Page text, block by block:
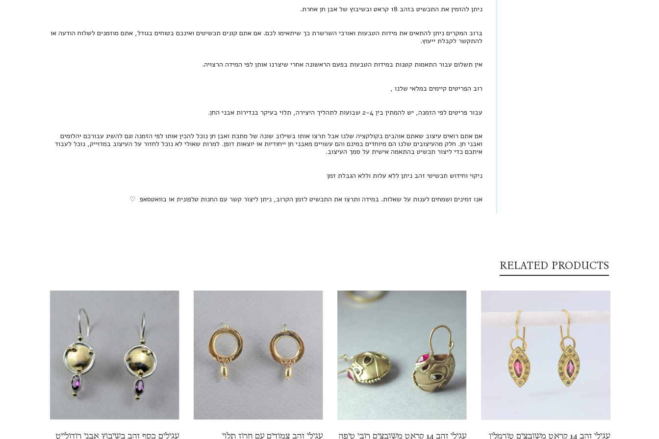
ניתן להזמין את התכשיט בזהב 18 קראט ובשיבוץ של אבן חן אחרת.
ברוב המקרים ניתן להתאים את מידות הטבעות ואורכי השרשרת כך שיתאימו לכם. אם אתם קונים תכשיטים ואינכם בטוחים בגודל, אתם מוזמנים לשלוח הודעה או
להתקשר לקבלת ייעוץ.
אין תשלום עבור התאמות קטנות במידות הטבעות בפעם הראשונה אחרי שיצרנו אותן לפי המידה הרצויה.
רוב הפריטים קיימים במלאי שלנו ,
עבור פריטים לפי הזמנה, יש להמתין בין 2-4 שבועות לתהליך היצירה, תלוי בעיקר בנדירות אבני החן.
אם אתם רואים עיצוב שאתם אוהבים בקולקציה שלנו אבל תרצו אותו בשילוב שונה של מתכת ואבן חן נוכל להכין אותו לפי הזמנה וגם להשיג עבורכם יהלומים
ואבני חן. חלק מהעיצובים שלנו הם מיוחדים במינם והם עשויים מאבני חן ייחודיות או יוצאות דופן. למרות שאולי לא נוכל לחזור על העיצוב במדוייק, נוכל לעבוד
איתכם כדי ליצור תכשיט בהתאמה אישית על סמך העיצוב.
ניקוי וחידוש תכשיטי זהב ניתן ללא עלות וללא הגבלת זמן
אנו זמינים ושמחים לענות על שאלות. במידה ותרצו את התכשיט לזמן הקרוב, ניתן ליצור קשר עם החנות טלפונית או בוואטסאפ ♡
RELATED PRODUCTS
עגילים כסף זהב בשיבוץ אבני רודולייט עגילי זהב צמודים עם חרוז תלוי עגילי זהב 14 קראט משובצים רובי טיפה עגילי זהב 14 קראט משובצים טורמלין